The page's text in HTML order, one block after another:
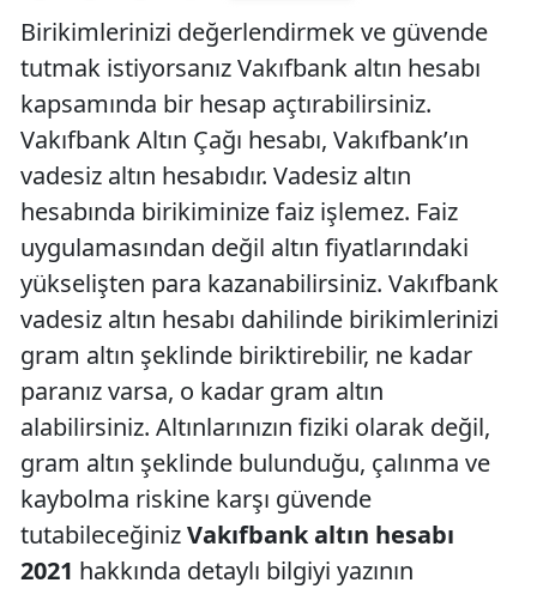
Birikimlerinizi değerlendirmek ve güvende
tutmak istiyorsanız Vakıfbank altın hesabı
kapsamında bir hesap açtırabilirsiniz.
Vakıfbank Altın Çağı hesabı, Vakıfbank’ın
vadesiz altın hesabıdır. Vadesiz altın
hesabında birikiminize faiz işlemez. Faiz
uygulamasından değil altın fiyatlarındaki
yükselişten para kazanabilirsiniz. Vakıfbank
vadesiz altın hesabı dahilinde birikimlerinizi
gram altın şeklinde biriktirebilir, ne kadar
paranız varsa, o kadar gram altın
alabilirsiniz. Altınlarınızın fiziki olarak değil,
gram altın şeklinde bulunduğu, çalınma ve
kaybolma riskine karşı güvende
tutabileceğinizVakıfbank altın hesabı
2021 hakkında detaylı bilgiyi yazının